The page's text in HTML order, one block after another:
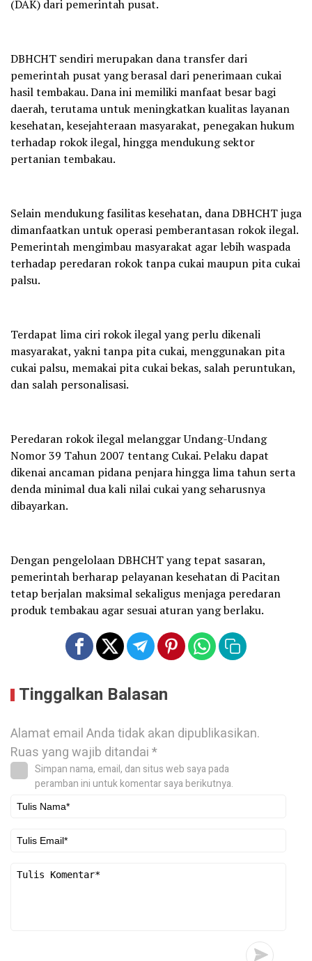
(DAK) dari pemerintah pusat.
DBHCHT sendiri merupakan dana transfer dari
pemerintah pusat yang berasal dari penerimaan cukai
hasil tembakau. Dana ini memiliki manfaat besar bagi
daerah, terutama untuk meningkatkan kualitas layanan
kesehatan, kesejahteraan masyarakat, penegakan hukum
terhadap rokok ilegal, hingga mendukung sektor
pertanian tembakau.
Selain mendukung fasilitas kesehatan, dana DBHCHT juga
dimanfaatkan untuk operasi pemberantasan rokok ilegal.
Pemerintah mengimbau masyarakat agar lebih waspada
terhadap peredaran rokok tanpa cukai maupun pita cukai
palsu.
Terdapat lima ciri rokok ilegal yang perlu dikenali
masyarakat, yakni tanpa pita cukai, menggunakan pita
cukai palsu, memakai pita cukai bekas, salah peruntukan,
dan salah personalisasi.
Peredaran rokok ilegal melanggar Undang-Undang
Nomor 39 Tahun 2007 tentang Cukai. Pelaku dapat
dikenai ancaman pidana penjara hingga lima tahun serta
denda minimal dua kali nilai cukai yang seharusnya
dibayarkan.
Dengan pengelolaan DBHCHT yang tepat sasaran,
pemerintah berharap pelayanan kesehatan di Pacitan
tetap berjalan maksimal sekaligus menjaga peredaran
produk tembakau agar sesuai aturan yang berlaku.
Tinggalkan Balasan
Alamat email Anda tidak akan dipublikasikan.
Ruas yang wajib ditandai*
Simpan nama, email, dan situs web saya pada
peramban ini untuk komentar saya berikutnya.